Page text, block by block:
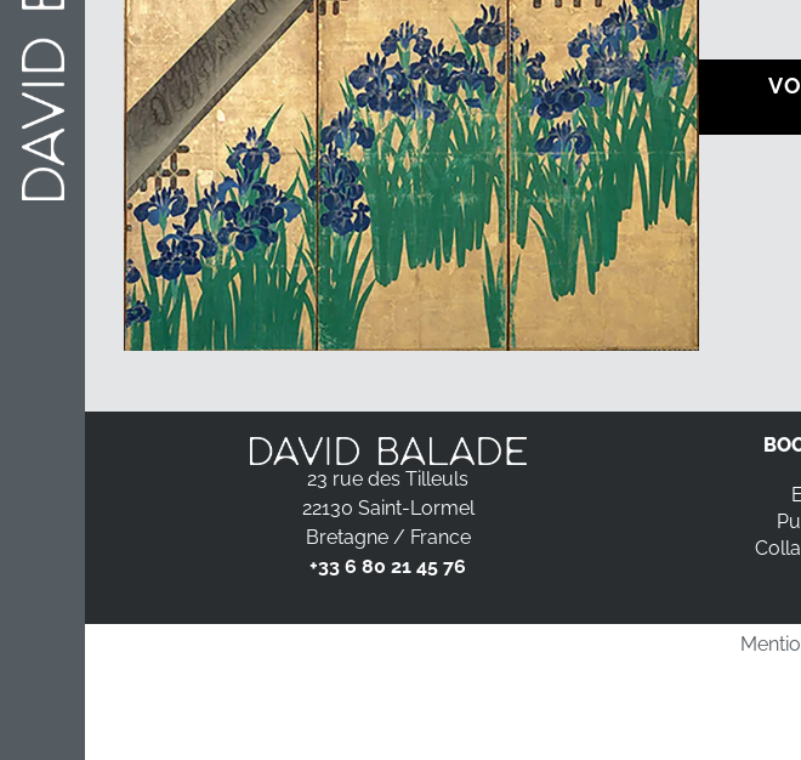
23 rue des Tilleuls
22130 Saint-Lormel
Bretagne / France
+33 6 80 21 45 76